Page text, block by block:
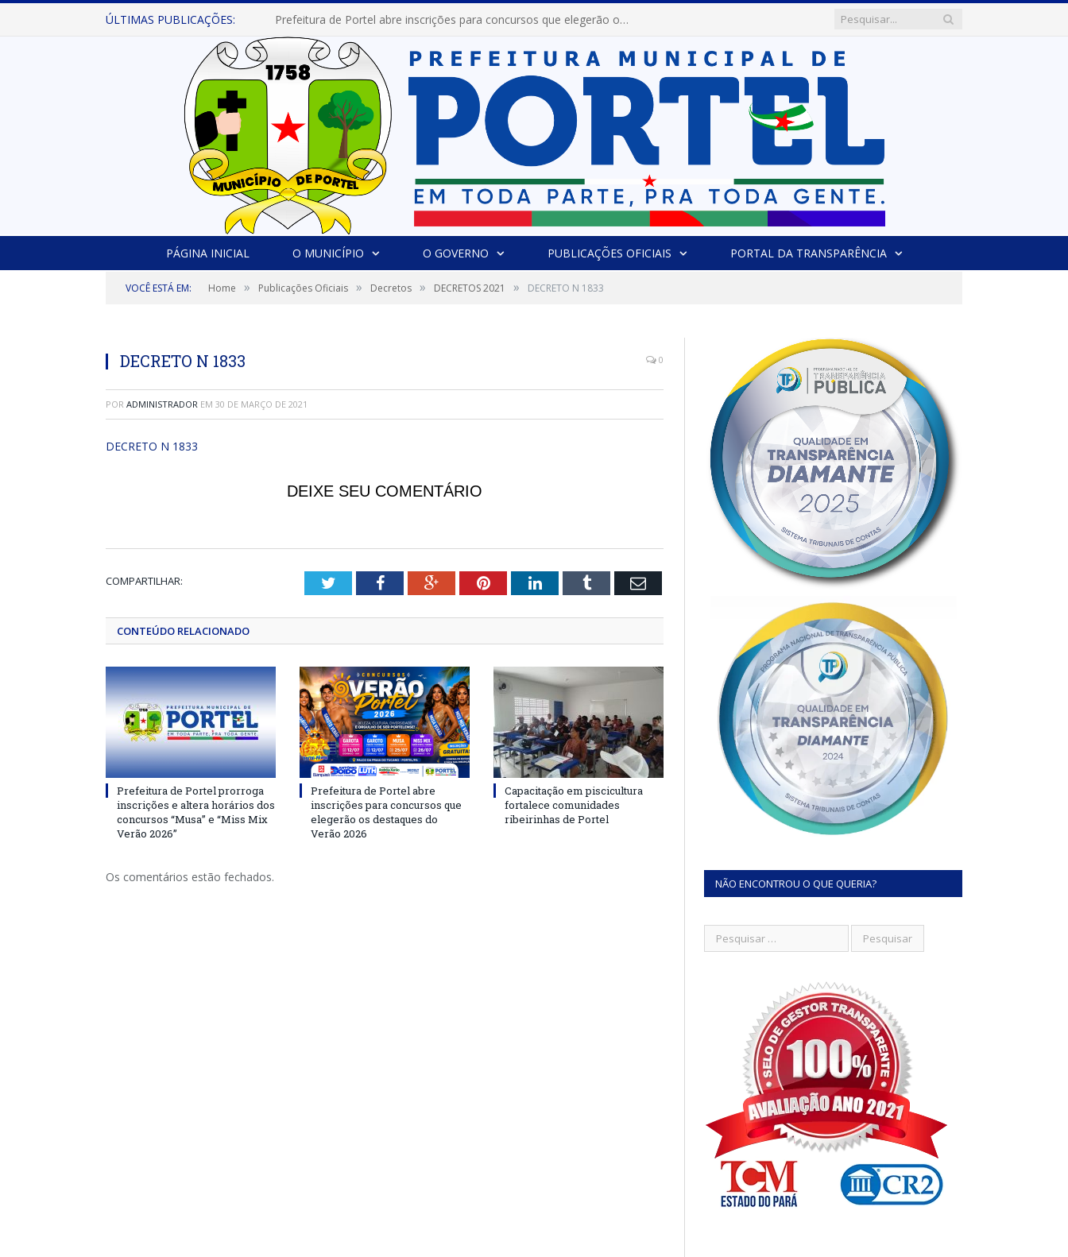
ÚLTIMAS PUBLICAÇÕES: Prefeitura de Portel abre inscrições para concursos que elegerão os destaques do Verão 2026
PÁGINA INICIAL O MUNICÍPIO O GOVERNO PUBLICAÇÕES OFICIAIS PORTAL DA TRANSPARÊNCIA
VOCÊ ESTÁ EM: Home » Publicações Oficiais » Decretos » DECRETOS 2021 » DECRETO N 1833
DECRETO N 1833 0
POR ADMINISTRADOR EM 30 DE MARÇO DE 2021
DECRETO N 1833
DEIXE SEU COMENTÁRIO
COMPARTILHAR: TwitterFacebookGoogle+PinterestLinkedInTumblr Email
CONTEÚDO RELACIONADO
Prefeitura de Portel prorroga
inscrições e altera horários dos
concursos “Musa” e “Miss Mix
Verão 2026”
Prefeitura de Portel abre
inscrições para concursos que
elegerão os destaques do
Verão 2026
Capacitação em piscicultura
fortalece comunidades
ribeirinhas de Portel
Os comentários estão fechados. NÃO ENCONTROU O QUE QUERIA?